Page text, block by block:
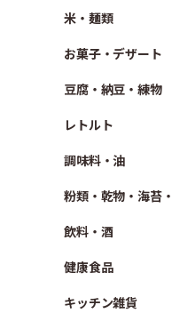
米・麺類
お菓子・デザート
豆腐・納豆・練物
レトルト
調味料・油
粉類・乾物・海苔
飲料・酒
健康食品
キッチン雑貨